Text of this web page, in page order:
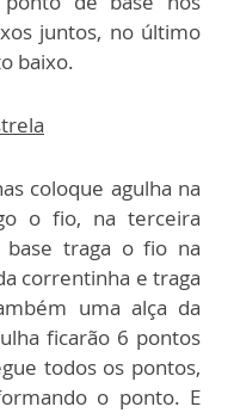
juntos, no último
baixo.
coloque agulha na
o fio, na terceira
traga o fio na
correntinha e traga
uma alça da
ficarão 6 pontos
todos os pontos,
o ponto. E